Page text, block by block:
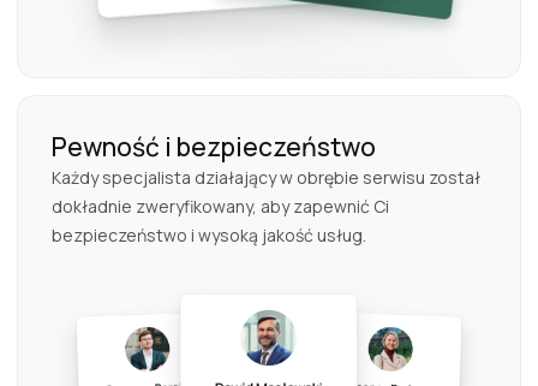
Pewność i bezpieczeństwo
Każdy specjalista działający w obrębie serwisu został
dokładnie zweryfikowany, aby zapewnić Ci
bezpieczeństwo i wysoką jakość usług.